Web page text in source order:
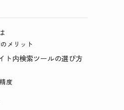
メリット
ト内検索ツールの選び方
度